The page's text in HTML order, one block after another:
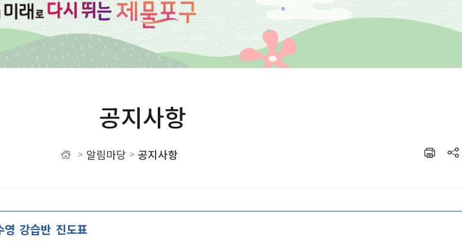
헬스장
수영장
강사소개
수강신청
채용공고
체육
이달의 일정
회원정보수정
비밀번호변경
수강신청내역
공지사항
> 알림마당 > 공지사항
영 강습반 진도표